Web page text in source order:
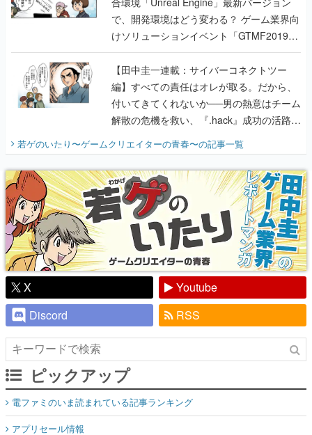
で、開発環境はどう変わる？ ゲーム業界向
けソリューションイベント「GTMF2019」
に行って、より理解を深めよう【PR】
【田中圭一連載：サイバーコネクトツー
編】すべての責任はオレが取る。だから、
付いてきてくれないか──男の熱意はチーム
解散の危機を救い、『.hack』成功の活路を
『少年ジャンプ』色だった【若ゲのいた
り】
若ゲのいたり〜ゲームクリエイターの青春〜の記事一覧
X
Youtube
Discord
RSS
ピックアップ
電ファミのいま読まれている記事ランキング
アプリセール情報